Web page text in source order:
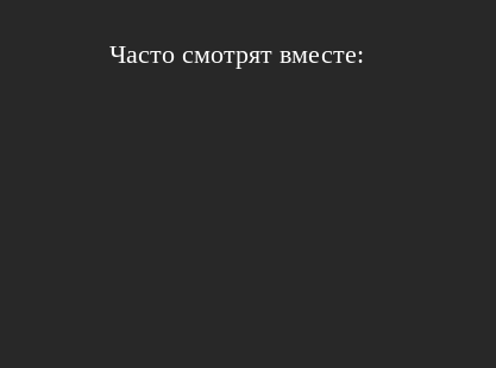
Часто смотрят вместе: